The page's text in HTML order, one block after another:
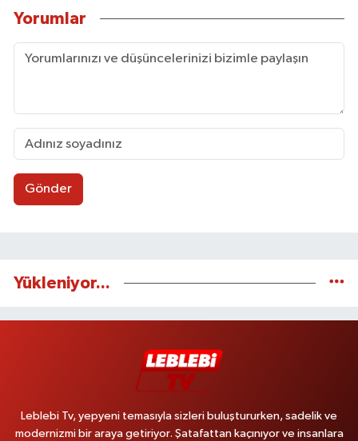
Yorumlar
Gönder
Yükleniyor...
Leblebi Tv, yepyeni temasıyla sizleri buluştururken, sadelik ve
modernizmi bir araya getiriyor. Şatafattan kaçınıyor ve insanlara